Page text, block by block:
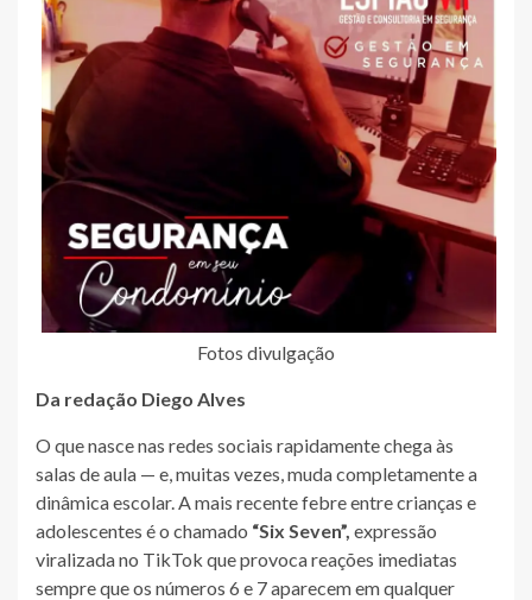
Fotos divulgação
Da redação Diego Alves
O que nasce nas redes sociais rapidamente chega às
salas de aula — e, muitas vezes, muda completamente a
dinâmica escolar. A mais recente febre entre crianças e
adolescentes é o chamado “Six Seven”, expressão
viralizada no TikTok que provoca reações imediatas
sempre que os números 6 e 7 aparecem em qualquer